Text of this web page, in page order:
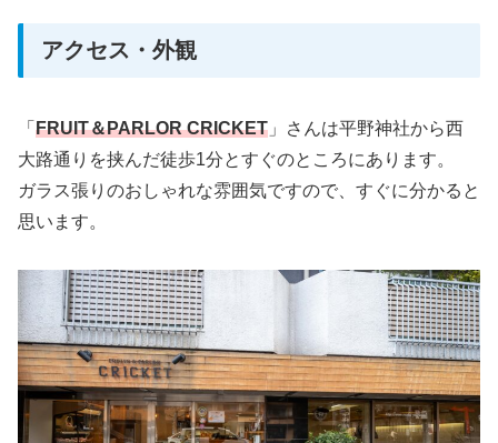
アクセス・外観
「 FRUIT＆PARLOR CRICKET 」さんは平野神社から西
大路通りを挟んだ徒歩1分とすぐのところにあります。
ガラス張りのおしゃれな雰囲気ですので、すぐに分かると
思います。